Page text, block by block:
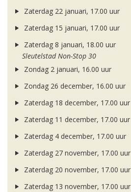
Zaterdag 22 januari, 17.00 uur
Zaterdag 15 januari, 17.00 uur
Zaterdag 8 januari, 18.00 uur
Sleutelstad Non-Stop 30
Zondag 2 januari, 16.00 uur
Zondag 26 december, 16.00 uur
Zaterdag 18 december, 17.00 uur
Zaterdag 11 december, 17.00 uur
Zaterdag 4 december, 17.00 uur
Zaterdag 27 november, 17.00 uur
Zaterdag 20 november, 17.00 uur
Zaterdag 13 november, 17.00 uur